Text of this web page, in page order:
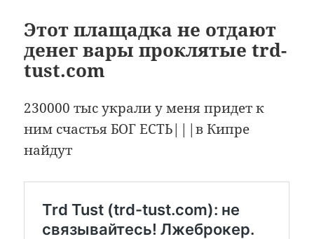
Этот плащадка не отдают
денег вары проклятые trd-
tust.com
230000 тыс украли у меня придет к
ним счастья БОГ ЕСТЬ|||в Кипре
найдут